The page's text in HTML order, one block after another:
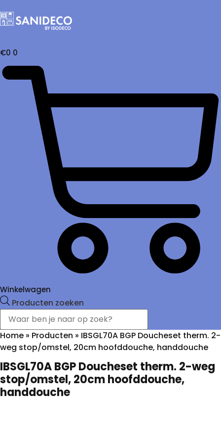
€0 0
Winkelwagen
Producten zoeken
Home » Producten » IBSGL70A BGP Doucheset therm. 2-
weg stop/omstel, 20cm hoofddouche, handdouche
IBSGL70A BGP Doucheset therm. 2-weg
stop/omstel, 20cm hoofddouche,
handdouche